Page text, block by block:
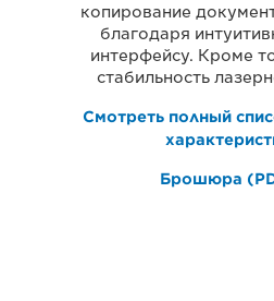
копирование
благодаря
интерфейсу. Кроме
стабильность
Смотреть полный
Брошюра